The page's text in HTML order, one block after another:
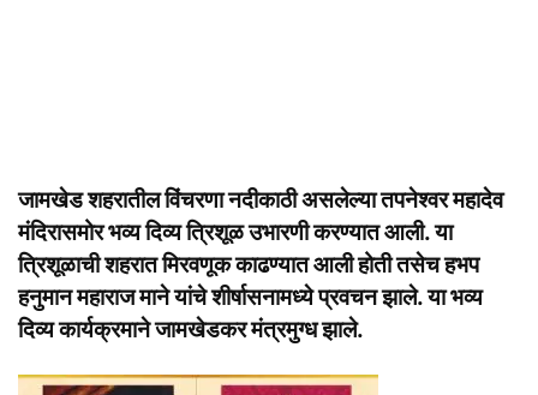
जामखेड शहरातील विंचरणा नदीकाठी असलेल्या तपनेश्वर महादेव
मंदिरासमोर भव्य दिव्य त्रिशूळ उभारणी करण्यात आली. या
त्रिशूळाची शहरात मिरवणूक काढण्यात आली होती तसेच हभप
हनुमान महाराज माने यांचे शीर्षासनामध्ये प्रवचन झाले. या भव्य
दिव्य कार्यक्रमाने जामखेडकर मंत्रमुग्ध झाले.